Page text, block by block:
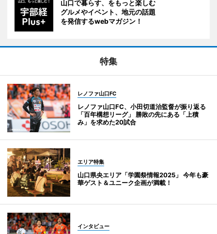
山口で暮らす、をもっと楽しむ
グルメやイベント、地元の話題
を発信するwebマガジン！
特集
レノファ山口FC
レノファ山口FC、小田切道治監督が振り返る
「百年構想リーグ」 勝敗の先にある「上積
み」を求めた20試合
エリア特集
山口県央エリア「学園祭情報2025」 今年も豪
華ゲスト＆ユニーク企画が満載！
インタビュー